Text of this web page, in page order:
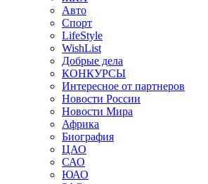
Авто
Спорт
LifeStyle
WishList
Добрые дела
КОНКУРСЫ
Интересное от партнеров
Новости России
Новости Мира
Африка
Биография
ЦАО
САО
ЮАО